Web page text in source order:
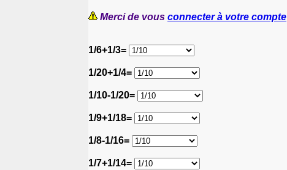
Merci de vous connecter à votre compte
1/6+1/3=
1/20+1/4=
1/10-1/20=
1/9+1/18=
1/8-1/16=
1/7+1/14=